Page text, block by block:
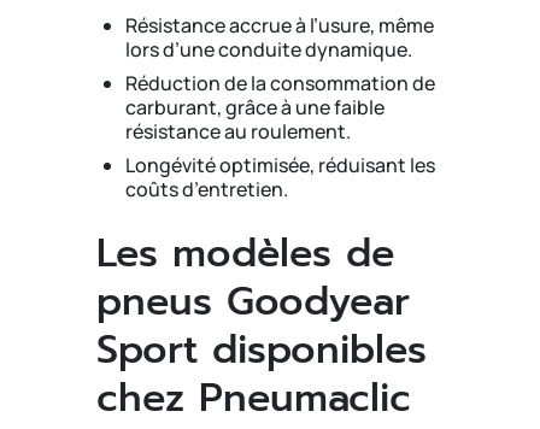
Résistance accrue à l’usure, même
lors d’une conduite dynamique.
Réduction de la consommation de
carburant, grâce à une faible
résistance au roulement.
Longévité optimisée, réduisant les
coûts d’entretien.
Les modèles de
pneus Goodyear
Sport disponibles
chez Pneumaclic